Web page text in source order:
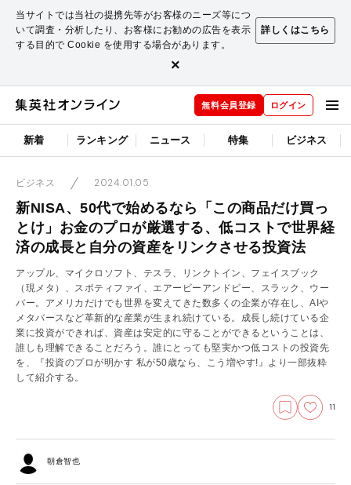
当サイトでは当社の提携先等がお客様のニーズ等につ
いて調査・分析したり、お客様にお勧めの広告を表示
する目的で Cookie を使用する場合があります。
詳しくはこちら
×
無料会員登録 ログイン
新着 ランキング ニュース 特集 ビジネス
ビジネス 2024.01.05
新NISA、50代で始めるなら「この商品だけ買っ
とけ」お金のプロが厳選する、低コストで世界経
済の成長と自分の資産をリンクさせる投資法
アップル、マイクロソフト、テスラ、リンクトイン、フェイスブック
（現メタ）、スポティファイ、エアービーアンドビー、スラック、ウー
バー。アメリカだけでも世界を変えてきた数多くの企業が存在し、AIや
メタバースなど革新的な産業が生まれ続けている。成長し続けている企
業に投資ができれば、資産は安定的に守ることができるということは、
誰しも理解できることだろう。誰にとっても堅実かつ低コストの投資先
を、『投資のプロが明かす 私が50歳なら、こう増やす!』より一部抜粋
して紹介する。
11
朝倉智也